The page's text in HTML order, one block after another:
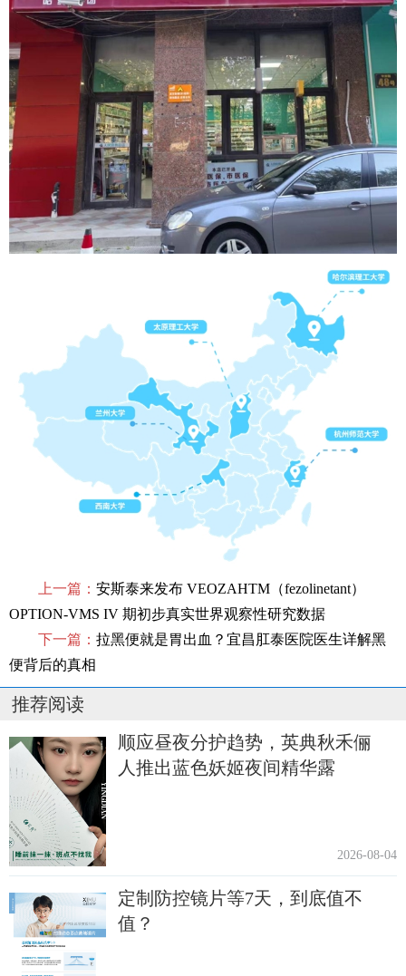
上一篇： 安斯泰来发布 VEOZAHTM（fezolinetant）
OPTION-VMS IV 期初步真实世界观察性研究数据
下一篇： 拉黑便就是胃出血？宜昌肛泰医院医生详解黑
便背后的真相
推荐阅读
顺应昼夜分护趋势，英典秋禾俪
人推出蓝色妖姬夜间精华露
2026-08-04
定制防控镜片等7天，到底值不
值？